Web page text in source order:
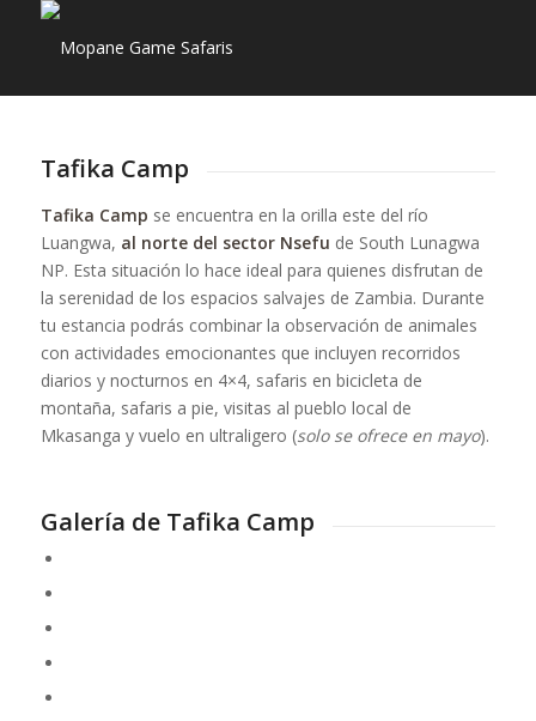
Tafika Camp
Tafika Camp se encuentra en la orilla este del río
Luangwa, al norte del sector Nsefu de South Lunagwa
NP. Esta situación lo hace ideal para quienes disfrutan de
la serenidad de los espacios salvajes de Zambia. Durante
tu estancia podrás combinar la observación de animales
con actividades emocionantes que incluyen recorridos
diarios y nocturnos en 4×4, safaris en bicicleta de
montaña, safaris a pie, visitas al pueblo local de
Mkasanga y vuelo en ultraligero (solo se ofrece en mayo).
Galería de Tafika Camp